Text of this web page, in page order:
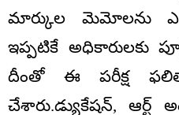
మార్కుల మెమోలను
ఇప్పటికే అధికారులకు
దీంతో ఈ పరీక్ష
చేశారు.డ్యుకేషన్, ఆర్ట్